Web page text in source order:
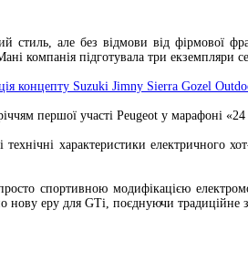
стиль, але без відмови від фірмової
компанія підготувала три
концепту Suzuki Jimny Sierra Gozel
першої участі Peugeot у марафоні
характеристики електричного
спортивною модифікацією
нову еру для GTi, поєднуючи традиційне